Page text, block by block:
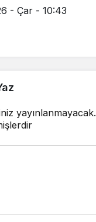
- Çar - 10:43
yayınlanmayacak.